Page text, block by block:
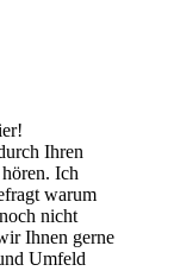
Ihren
Ich
warum
nicht
Ihnen gerne
Umfeld